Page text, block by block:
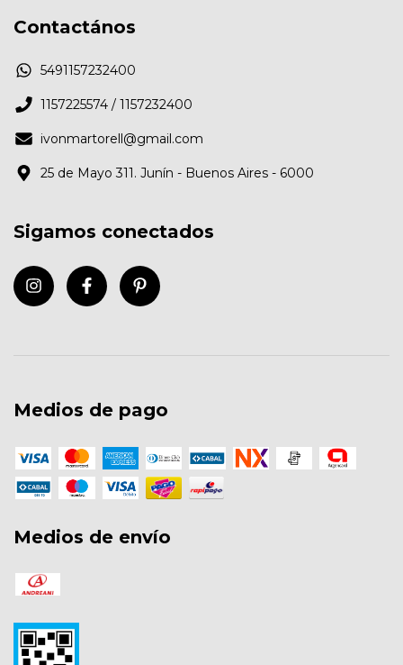
Contactános
5491157232400
1157225574 / 1157232400
ivonmartorell@gmail.com
25 de Mayo 311. Junín - Buenos Aires - 6000
Sigamos conectados
Medios de pago
Medios de envío